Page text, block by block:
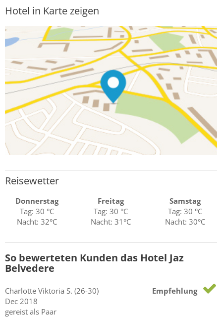
Hotel in Karte zeigen
Reisewetter
Donnerstag
Tag: 30 °C
Nacht: 32°C
Freitag
Tag: 30 °C
Nacht: 31°C
Samstag
Tag: 30 °C
Nacht: 30°C
So bewerteten Kunden das Hotel Jaz
Belvedere
Charlotte Viktoria S. (26-30)
Dec 2018
gereist als Paar
Empfehlung